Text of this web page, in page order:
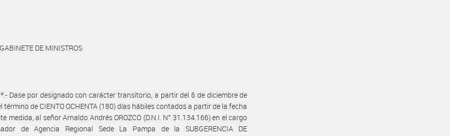
DE MINISTROS
Dase por designado con carácter transitorio, a partir del 6 de diciembre de
término de CIENTO OCHENTA (180) días hábiles contados a partir de la fecha
medida, al señor Arnaldo Andrés OROZCO (D.N.I. N° 31.134.166) en el cargo
de Agencia Regional Sede La Pampa de la SUBGERENCIA DE